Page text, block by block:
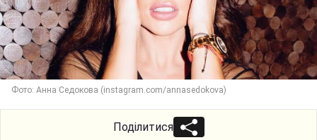
Фото: Анна Седокова (instagram.com/annasedokova)
Поділитися